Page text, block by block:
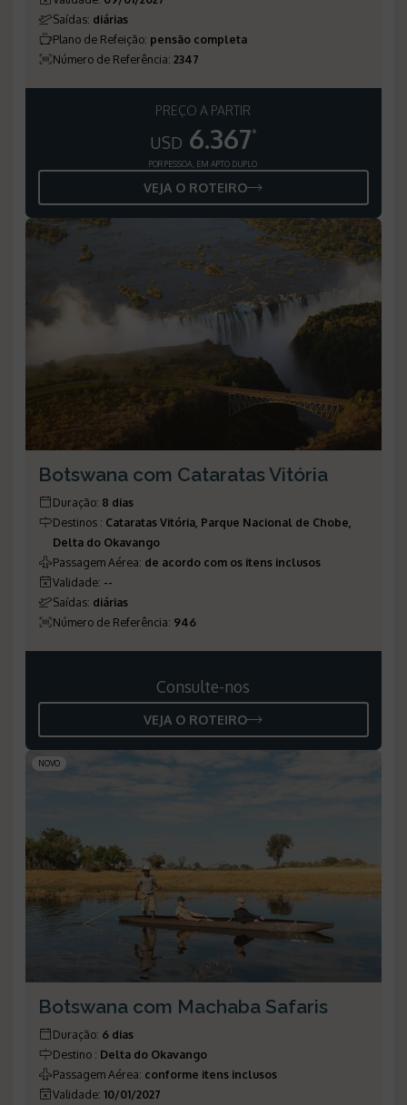
Saídas: diárias
Plano de Refeição: pensão completa
Número de Referência: 2347
PREÇO A PARTIR
USD 6.367*
POR PESSOA, EM APTO DUPLO
VEJA O ROTEIRO
Botswana com Cataratas Vitória
Duração: 8 dias
Destinos : Cataratas Vitória, Parque Nacional de Chobe,
Delta do Okavango
Passagem Aérea: de acordo com os itens inclusos
Validade: --
Saídas: diárias
Número de Referência: 946
Consulte-nos
VEJA O ROTEIRO
NOVO
Botswana com Machaba Safaris
Duração: 6 dias
Destino : Delta do Okavango
Passagem Aérea: conforme itens inclusos
Validade: 10/01/2027